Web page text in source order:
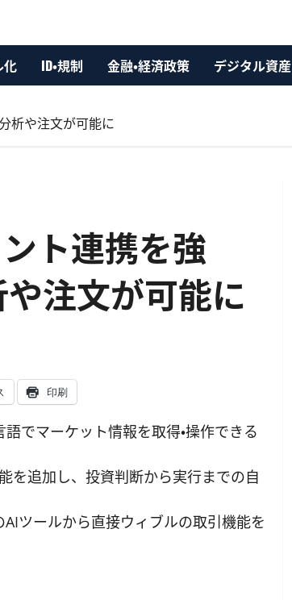
化 ID・規制 金融・経済政策 デジタル資産
析や注文が可能に
ト連携を強
注文が可能に
印刷
でマーケット情報を取得・操作できる
を追加し、投資判断から実行までの自
ツールから直接ウィブルの取引機能を